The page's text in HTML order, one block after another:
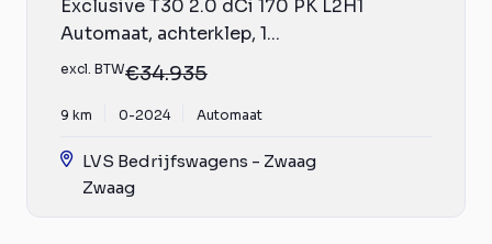
Exclusive T30 2.0 dCi 170 PK L2H1
Automaat, achterklep, 1...
excl. BTW€34.935
9 km 0-2024 Automaat
LVS Bedrijfswagens - Zwaag
Zwaag